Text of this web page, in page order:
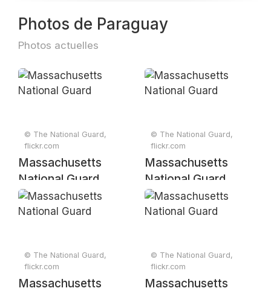
Photos de Paraguay
Photos actuelles
© The National Guard,
flickr.com
Massachusetts
National Guard
© The National Guard,
flickr.com
Massachusetts
National Guard
© The National Guard,
flickr.com
Massachusetts
© The National Guard,
flickr.com
Massachusetts